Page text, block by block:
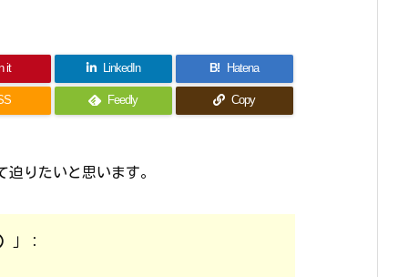
it LinkedIn B! Hatena
Feedly Copy
りたいと思います。
」：